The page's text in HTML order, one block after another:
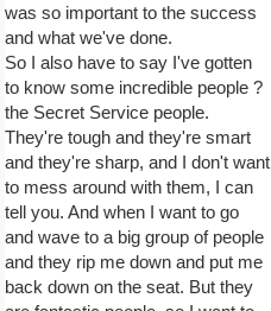
was so important to the success
and what we've done.
So I also have to say I've gotten
to know some incredible people ?
the Secret Service people.
They're tough and they're smart
and they're sharp, and I don't want
to mess around with them, I can
tell you. And when I want to go
and wave to a big group of people
and they rip me down and put me
back down on the seat. But they